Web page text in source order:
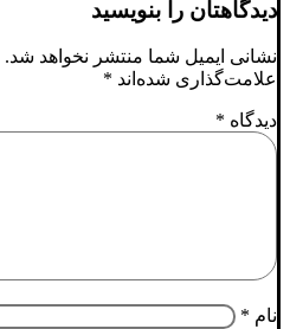
دیدگاهتان را بنویسید
نشانی ایمیل شما منتشر نخواهد شد.
علامت‌گذاری شده‌اند *
دیدگاه *
نام *